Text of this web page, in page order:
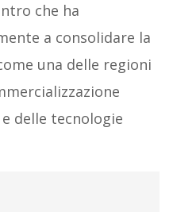
che ha
a consolidare la
una delle regioni
delle tecnologie